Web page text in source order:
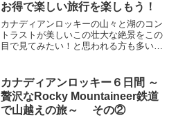
お得で楽しい旅行を楽しもう！
カナディアンロッキーの山々と湖のコン
トラストが美しいこの壮大な絶景をこの
目で見てみたい！と思われる方も多いの
クルイーズは一般車両での観光はなかな
困難になってきております...
カナディアンロッキー６日間 ～
贅沢なRocky Mountaineer鉄道
で山越えの旅～ その②